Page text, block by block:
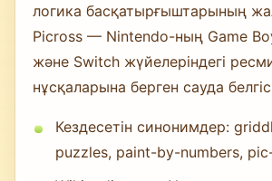
логика басқатырғыштарының
Picross — Nintendo-ның Game
және Switch жүйелеріндегі
нұсқаларына берген сауда
Кездесетін синонимдер:
puzzles, paint-by-numbers,